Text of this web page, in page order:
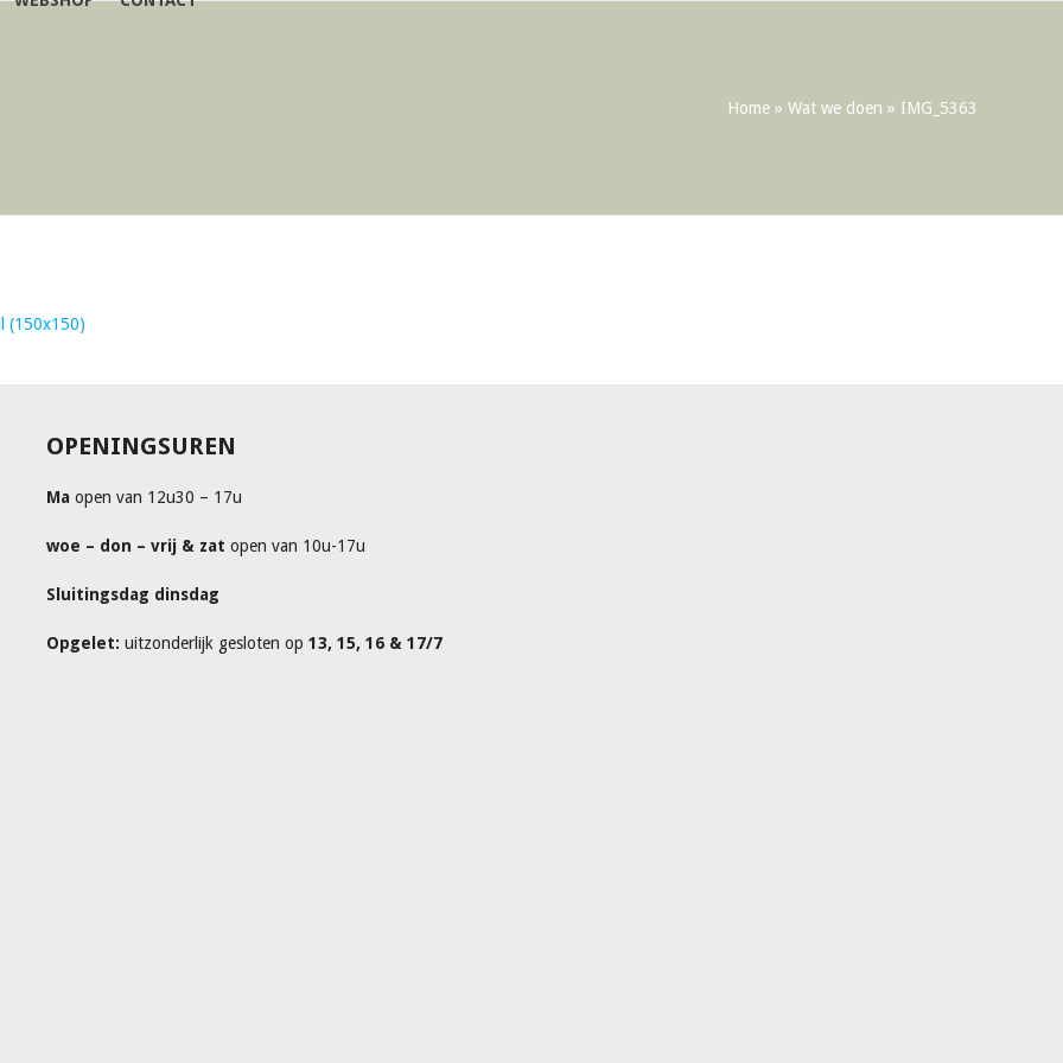
Home » Wat we doen » IMG_5363
(150x150)
OPENINGSUREN
Ma open van 12u30 – 17u
woe – don – vrij & zat open van 10u-17u
Sluitingsdag dinsdag
Opgelet: uitzonderlijk gesloten op 13, 15, 16 & 17/7